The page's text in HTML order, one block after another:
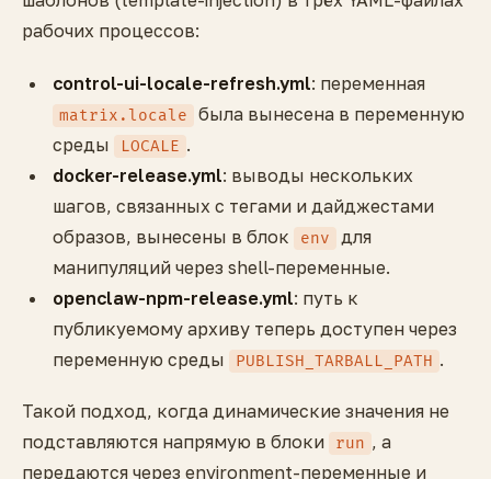
рабочих процессов:
control-ui-locale-refresh.yml: переменная
matrix.locale
была вынесена в переменную
среды
LOCALE .
docker-release.yml: выводы нескольких
шагов, связанных с тегами и дайджестами
образов, вынесены в блок
env
для
манипуляций через shell-переменные.
openclaw-npm-release.yml: путь к
публикуемому архиву теперь доступен через
переменную среды
PUBLISH_TARBALL_PATH .
Такой подход, когда динамические значения не
подставляются напрямую в блоки
run , а
передаются через environment-переменные и